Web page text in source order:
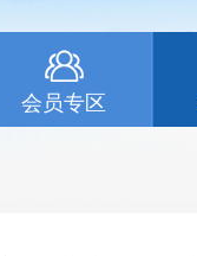
会员专区